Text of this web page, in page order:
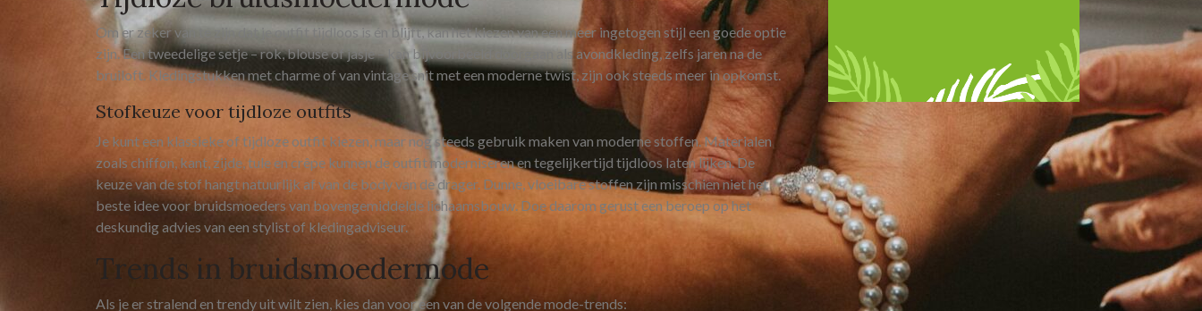
Om er zeker van te zijn dat je outfit tijdloos is én blijft, kan het kiezen van een meer ingetogen stijl een goede optie
zijn. Een tweedelige setje – rok, blouse of jasje – kan bijvoorbeeld doorgaan als avondkleding, zelfs jaren na de
bruiloft. Kledingstukken met charme of van vintage snit met een moderne twist, zijn ook steeds meer in opkomst.
Stofkeuze voor tijdloze outfits
Je kunt een klassieke of tijdloze outfit kiezen, maar nog steeds gebruik maken van moderne stoffen. Materialen
zoals chiffon, kant, zijde, tule en crêpe kunnen de outfit moderniseren en tegelijkertijd tijdloos laten lijken. De
keuze van de stof hangt natuurlijk af van de body van de drager. Dunne, vloeibare stoffen zijn misschien niet het
beste idee voor bruidsmoeders van bovengemiddelde lichaamsbouw. Doe daarom gerust een beroep op het
deskundig advies van een stylist of kledingadviseur.
Trends in bruidsmoedermode
Als je er stralend en trendy uit wilt zien, kies dan voor een van de volgende mode-trends: